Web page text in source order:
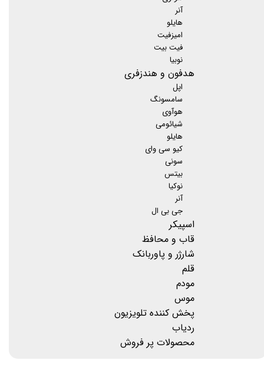
آنر
هایلو
امیزفیت
فیت بیت
نوبیا
هدفون و هندزفری
اپل
سامسونگ
هوآوی
شیائومی
هایلو
کیو سی وای
سونی
بیتس
نوکیا
آنر
جی بی ال
اسپیکر
قاب و محافظ
شارژر و پاوربانک
قلم
مودم
موس
پخش کننده تلویزیون
ردیاب
محصولات پر فروش